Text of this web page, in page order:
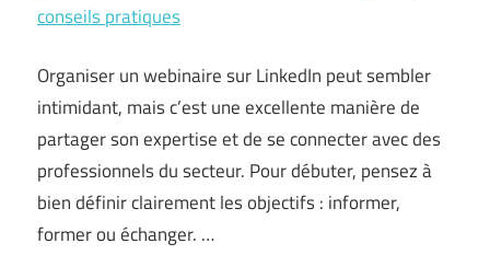
conseils pratiques
Organiser un webinaire sur LinkedIn peut sembler
intimidant, mais c’est une excellente manière de
partager son expertise et de se connecter avec des
professionnels du secteur. Pour débuter, pensez à
bien définir clairement les objectifs : informer,
former ou échanger. …